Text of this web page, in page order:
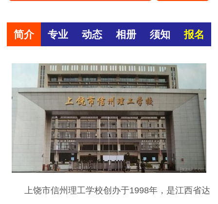
简介 专业 动态 相册 须知 报名
上饶市信州理工学校创办于1998年，是江西省达